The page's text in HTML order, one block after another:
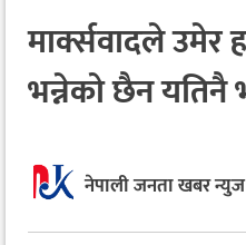
मार्क्सवादले उमेर
भन्नेको छैन यतिनै
नेपाली जनता खबर